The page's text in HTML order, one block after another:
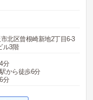
北区曾根崎新地2丁目6-3
ル3階
分
から徒歩6分
分